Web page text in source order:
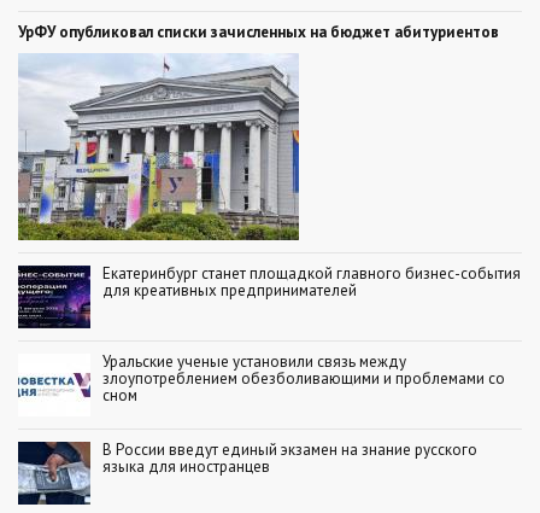
УрФУ опубликовал списки зачисленных на бюджет абитуриентов
Екатеринбург станет площадкой главного бизнес-события
для креативных предпринимателей
Уральские ученые установили связь между
злоупотреблением обезболивающими и проблемами со
сном
В России введут единый экзамен на знание русского
языка для иностранцев